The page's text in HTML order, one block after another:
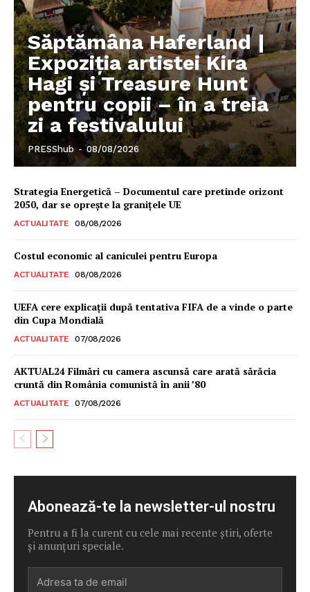
Săptămâna Haferland |
Expoziţia artistei Kira
Hagi şi Treasure Hunt
pentru copii – în a treia
zi a festivalului
PRESShub - 08/08/2026
Strategia Energetică – Documentul care pretinde orizont
2050, dar se oprește la granițele UE
ACTUALITATE 08/08/2026
Costul economic al caniculei pentru Europa
ACTUALITATE 08/08/2026
UEFA cere explicații după tentativa FIFA de a vinde o parte
din Cupa Mondială
ACTUALITATE 07/08/2026
AKTUAL24 Filmări cu camera ascunsă care arată sărăcia
cruntă din România comunistă în anii ’80
ACTUALITATE 07/08/2026
Abonează-te la newsletter-ul nostru
Pentru a fi la curent cu cele mai recente știri, oferte
și anunțuri speciale.